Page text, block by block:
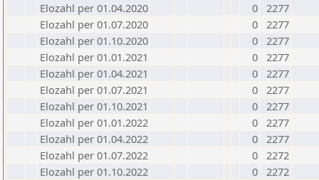
Elozahl per 01.04.2020
0 2277
Elozahl per 01.07.2020
0 2277
Elozahl per 01.10.2020
0 2277
Elozahl per 01.01.2021
0 2277
Elozahl per 01.04.2021
0 2277
Elozahl per 01.07.2021
0 2277
Elozahl per 01.10.2021
0 2277
Elozahl per 01.01.2022
0 2277
Elozahl per 01.04.2022
0 2277
Elozahl per 01.07.2022
0 2272
Elozahl per 01.10.2022
0 2272